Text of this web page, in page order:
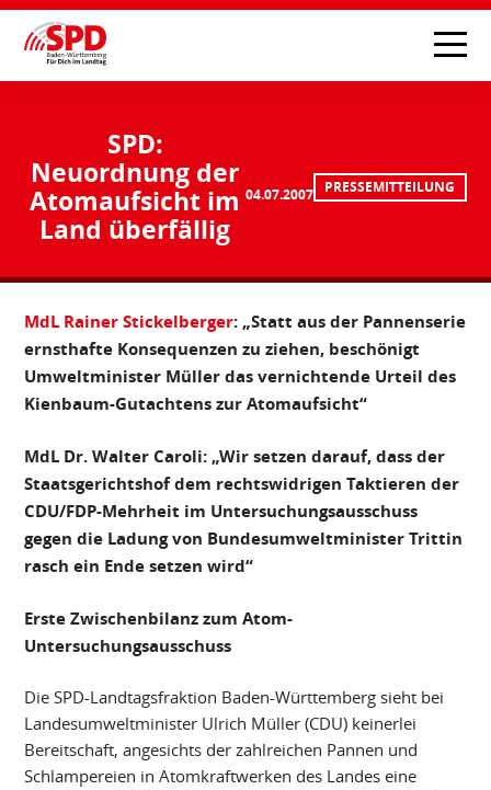
SPD:
Neuordnung der
Atomaufsicht im
Land überfällig
04.07.2007 PRESSEMITTEILUNG
MdL Rainer Stickelberger: „Statt aus der Pannenserie
ernsthafte Konsequenzen zu ziehen, beschönigt
Umweltminister Müller das vernichtende Urteil des
Kienbaum-Gutachtens zur Atomaufsicht“
MdL Dr. Walter Caroli: „Wir setzen darauf, dass der
Staatsgerichtshof dem rechtswidrigen Taktieren der
CDU/FDP-Mehrheit im Untersuchungsausschuss
gegen die Ladung von Bundesumweltminister Trittin
rasch ein Ende setzen wird“
Erste Zwischenbilanz zum Atom-
Untersuchungsausschuss
Die SPD-Landtagsfraktion Baden-Württemberg sieht bei
Landesumweltminister Ulrich Müller (CDU) keinerlei
Bereitschaft, angesichts der zahlreichen Pannen und
Schlampereien in Atomkraftwerken des Landes eine